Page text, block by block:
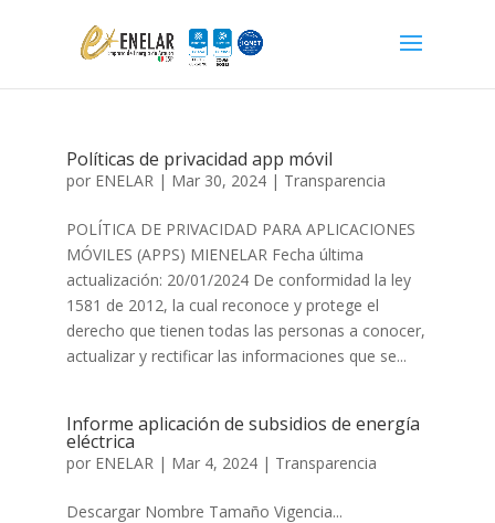
Políticas de privacidad app móvil
por ENELAR| Mar 30, 2024| Transparencia
POLÍTICA DE PRIVACIDAD PARA APLICACIONES
MÓVILES (APPS) MIENELAR Fecha última
actualización: 20/01/2024 De conformidad la ley
1581 de 2012, la cual reconoce y protege el
derecho que tienen todas las personas a conocer,
actualizar y rectificar las informaciones que se...
Informe aplicación de subsidios de energía
eléctrica
por ENELAR| Mar 4, 2024| Transparencia
Descargar Nombre Tamaño Vigencia...